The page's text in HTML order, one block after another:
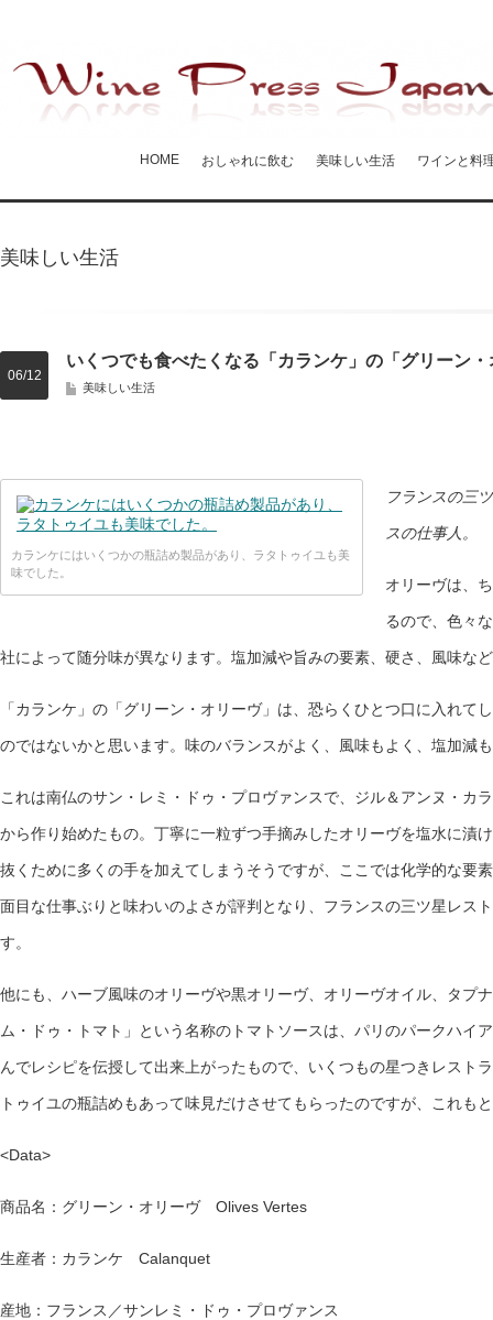
HOME おしゃれに飲む 美味しい生活 ワインと料
美味しい生活
いくつでも食べたくなる「カランケ」の「グリーン
美味しい生活
06/12
カランケにはいくつかの瓶詰め製品があり、ラタトゥイユも美
味でした。
フランスの三
スの仕事人。
オリーヴは、
るので、色々
社によって随分味が異なります。塩加減や旨みの要素、硬さ、風味な
「カランケ」の「グリーン・オリーヴ」は、恐らくひとつ口に入れて
のではないかと思います。味のバランスがよく、風味もよく、塩加減
これは南仏のサン・レミ・ドゥ・プロヴァンスで、ジル＆アンヌ・カ
から作り始めたもの。丁寧に一粒ずつ手摘みしたオリーヴを塩水に漬
抜くために多くの手を加えてしまうそうですが、ここでは化学的な要
面目な仕事ぶりと味わいのよさが評判となり、フランスの三ツ星レス
す。
他にも、ハーブ風味のオリーヴや黒オリーヴ、オリーヴオイル、タプ
ム・ドゥ・トマト」という名称のトマトソースは、パリのパークハイ
んでレシピを伝授して出来上がったもので、いくつもの星つきレスト
トゥイユの瓶詰めもあって味見だけさせてもらったのですが、これも
<Data>
商品名：グリーン・オリーヴ Olives Vertes
生産者：カランケ Calanquet
産地：フランス／サンレミ・ドゥ・プロヴァンス